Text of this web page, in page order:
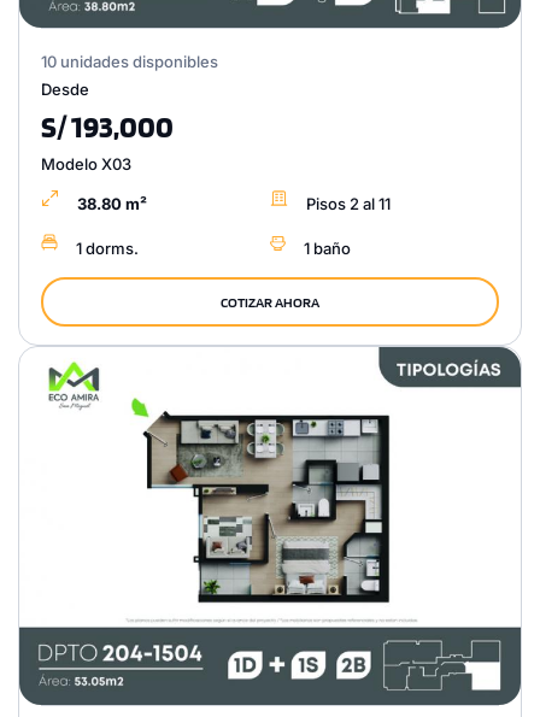
10 unidades disponibles
Desde
S/ 193,000
Modelo X03
38.80 m² Pisos 2 al 11
1 dorms. 1 baño
COTIZAR AHORA